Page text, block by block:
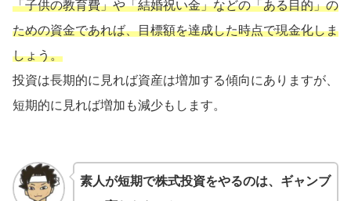
「子供の教育費」や「結婚祝い金」などの「ある目的」の
ための資金であれば、目標額を達成した時点で現金化しま
しょう。
投資は長期的に見れば資産は増加する傾向にありますが、
短期的に見れば増加も減少もします。
素人が短期で株式投資をやるのは、ギャンブ